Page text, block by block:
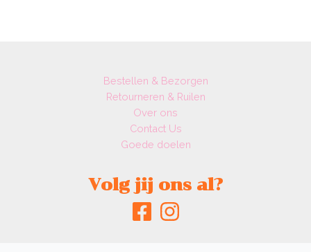
Bestellen & Bezorgen
Retourneren & Ruilen
Over ons
Contact Us
Goede doelen
Volg jij ons al?